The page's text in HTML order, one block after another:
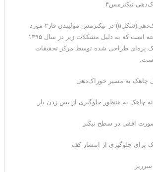
تیکنرمس۴
این نوع چاهک خوراک‌دهی(شکل۵) در تیکنرمس-مولیبدن فاز۲ مورد
استفاده قرار می‌گرفته است که به دلیل مشکلات زیر در سال ۱۳۹۵
پره‌ای طراحی شده توسط مرکز تحقیقات
چاهک به مسیر خوراک‌دهی
چاهک به منظور جلوگیری از پس زدن بار
افقی در سطح تیکنر
برای جلوگیری از انتشار کف